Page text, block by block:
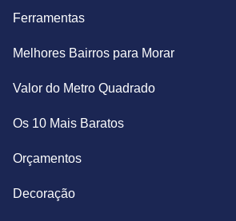
Ferramentas
Melhores Bairros para Morar
Valor do Metro Quadrado
Os 10 Mais Baratos
Orçamentos
Decoração